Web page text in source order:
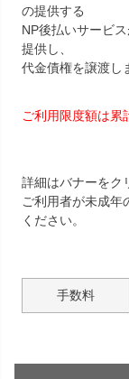
の提供する
NP後払いサービ
提供し、
代金債権を譲渡し
ご利用限度額は累
詳細はバナーをク
ご利用者が未成年
ください。
手数料